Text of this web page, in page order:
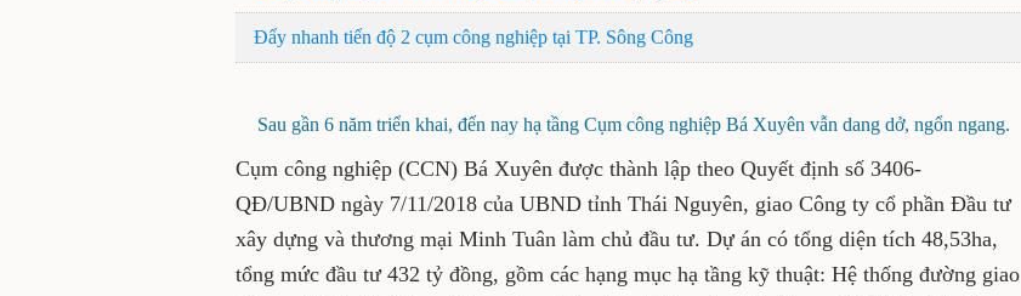
Đẩy nhanh tiến độ 2 cụm công nghiệp tại TP. Sông Công
Sau gần 6 năm triển khai, đến nay hạ tầng Cụm công nghiệp Bá Xuyên vẫn dang dở, ngổn ngang.
Cụm công nghiệp (CCN) Bá Xuyên được thành lập theo Quyết định số 3406-
QĐ/UBND ngày 7/11/2018 của UBND tỉnh Thái Nguyên, giao Công ty cổ phần Đầu tư
xây dựng và thương mại Minh Tuân làm chủ đầu tư. Dự án có tổng diện tích 48,53ha,
tổng mức đầu tư 432 tỷ đồng, gồm các hạng mục hạ tầng kỹ thuật: Hệ thống đường giao